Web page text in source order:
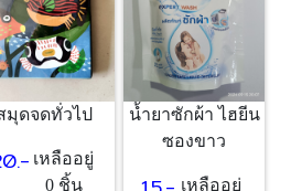
มุดจดทั่วไป
เหลืออยู่
0 ชิ้น
น้ำยาซักผ้า ไฮยีน
ซองขาว
เหลืออยู่